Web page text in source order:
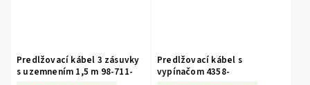
Predlžovací kábel 3 zásuvky
s uzemnením 1,5 m 98-711-
Predlžovací kábel s
vypínačom 4358-